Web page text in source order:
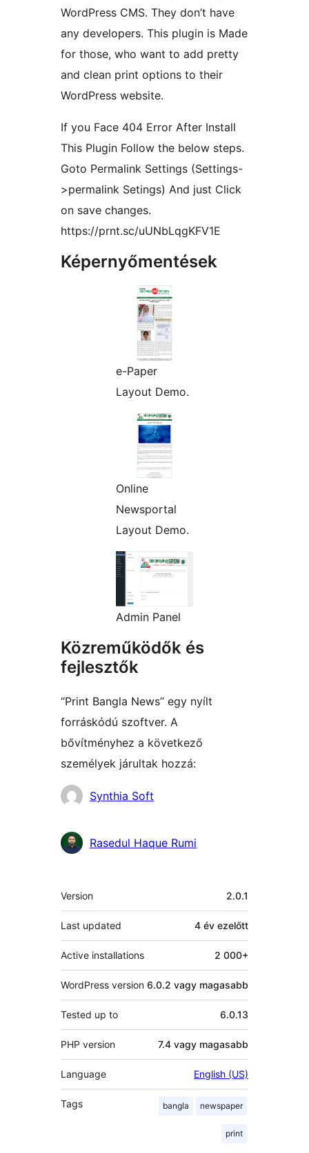
WordPress CMS. They don’t have
any developers. This plugin is Made
for those, who want to add pretty
and clean print options to their
WordPress website.
If you Face 404 Error After Install
This Plugin Follow the below steps.
Goto Permalink Settings (Settings-
>permalink Setings) And just Click
on save changes.
https://prnt.sc/uUNbLqgKFV1E
Képernyőmentések
e-Paper
Layout Demo.
Online
Newsportal
Layout Demo.
Admin Panel
Közreműködők és
fejlesztők
“Print Bangla News” egy nyílt
forráskódú szoftver. A
bővítményhez a következő
személyek járultak hozzá:
Közreműködők
Synthia Soft
Rasedul Haque Rumi
Meta
Version 2.0.1
Last updated 4 év ezelőtt
Active installations 2 000+
WordPress version 6.0.2 vagy magasabb
Tested up to 6.0.13
PHP version 7.4 vagy magasabb
Language English (US)
Tags bangla newspaper
print